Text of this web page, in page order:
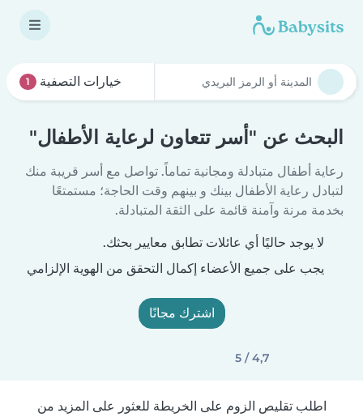
خيارات التصفية 1
البحث عن "أسر تتعاون لرعاية الأطفال"
رعاية أطفال متبادلة ومجانية تماماً. تواصل مع أسر قريبة منك
لتبادل رعاية الأطفال بينك و بينهم وقت الحاجة؛ مستمتعًا
بخدمة مرنة وآمنة قائمة على الثقة المتبادلة.
لا يوجد حاليًا أي عائلات تطابق معايير بحثك.
يجب على جميع الأعضاء إكمال التحقق من الهوية الإلزامي
اشترك مجانًا
4,7 / 5
اطلب تقليص الزوم على الخريطة للعثور على المزيد من